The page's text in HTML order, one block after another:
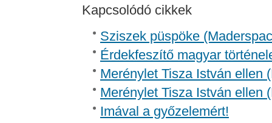
Kapcsolódó cikkek
Sziszek püspöke
Érdekfeszítő magyar
Merénylet Tisza István ellen
Merénylet Tisza István ellen
Imával a győzelemért!